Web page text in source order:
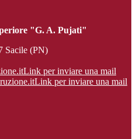
"G. A. Pujati"
Sacile (PN)
Link per inviare una mail
Link per inviare una mail